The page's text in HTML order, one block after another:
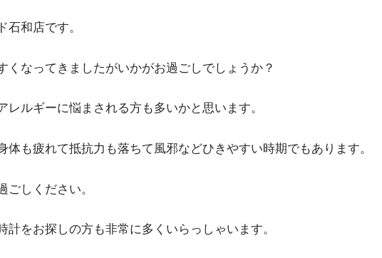
石和店です。
くなってきましたがいかがお過ごしでしょうか？
ルギーに悩まされる方も多いかと思います。
体も疲れて抵抗力も落ちて風邪などひきやすい時期でもあります。
ごしください。
計をお探しの方も非常に多くいらっしゃいます。